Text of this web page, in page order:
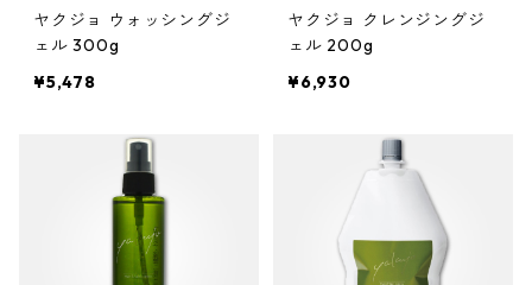
リップグロス
チーク
自然なまとまり
ヤクジョ ウォッシングジ
ェル 300g
¥5,478
ヤクジョ クレンジングジ
ェル 200g
¥6,930